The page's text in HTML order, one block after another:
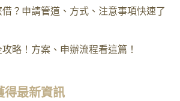
？申請管道、方式、注意事項快速了
略！方案、申辦流程看這篇！
得最新資訊